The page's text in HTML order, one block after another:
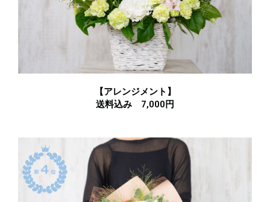
【アレンジメント】
送料込み 7,000円